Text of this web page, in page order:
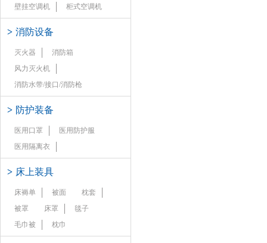
壁挂空调机 柜式空调机
> 消防设备
灭火器
消防箱
风力灭火机
消防水带/接口/消防枪
> 防护装备
医用口罩
医用防护服
医用隔离衣
> 床上装具
床褥单 被面
枕套
被罩
床罩
毯子
毛巾被
枕巾